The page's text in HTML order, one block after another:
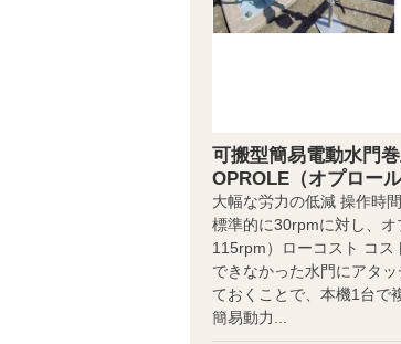
可搬型簡易電動水門
OPROLE（オプロール
大幅な労力の低減 操作時
標準的に30rpmに対し、オ
115rpm）ローコスト コス
できなかった水門にアタ
ておくことで、本機1台で
簡易動力...